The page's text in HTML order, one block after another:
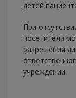
детей
При
посетители
разрешения
учреждении.